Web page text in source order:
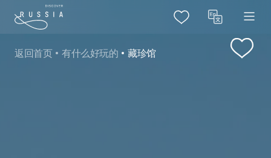
返回首页 有什么好玩的 藏珍馆